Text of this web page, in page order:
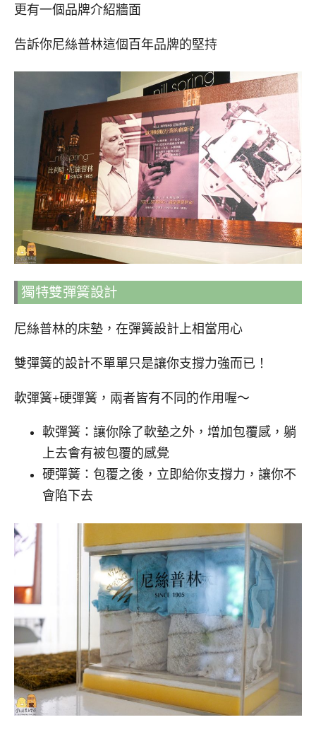
更有一個品牌介紹牆面
告訴你尼絲普林這個百年品牌的堅持
獨特雙彈簧設計
尼絲普林的床墊，在彈簧設計上相當用心
雙彈簧的設計不單單只是讓你支撐力強而已！
軟彈簧+硬彈簧，兩者皆有不同的作用喔～
軟彈簧：讓你除了軟墊之外，增加包覆感，躺
上去會有被包覆的感覺
硬彈簧：包覆之後，立即給你支撐力，讓你不
會陷下去